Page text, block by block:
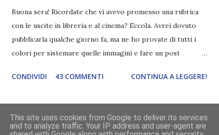
Buona sera! Ricordate che vi avevo promesso una rubrica
con le uscite in libreria e al cinema? Eccola. Avrei dovuto
pubblicarla qualche giorno fa, ma ne ho provate di tutti i
colori per sistemare quelle immagini e fare un post
leggere la trama cliccate sulla copertina. Vi ho segnalato
sentito parlare benissimo di questo autore per quanto
CONDIVIDI 43 COMMENTI CONTINUA A LEGGERE!
Powered by Blogger
This site uses cookies from Google to deliver its services
and to analyze traffic. Your IP address and user-agent are